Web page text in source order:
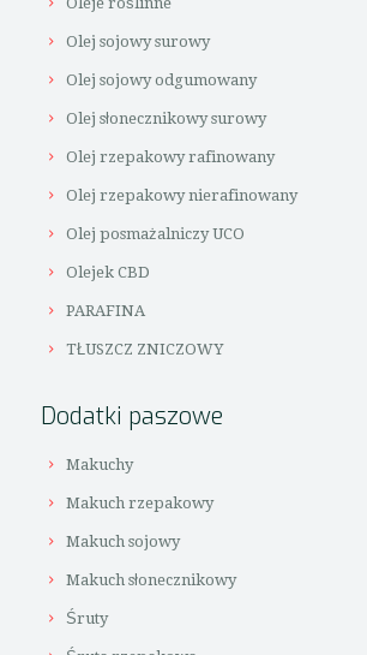
Olej sojowy surowy
Olej sojowy odgumowany
Olej słonecznikowy surowy
Olej rzepakowy rafinowany
Olej rzepakowy nierafinowany
Olej posmażalniczy UCO
Olejek CBD
PARAFINA
TŁUSZCZ ZNICZOWY
Dodatki paszowe
Makuchy
Makuch rzepakowy
Makuch sojowy
Makuch słonecznikowy
Śruty